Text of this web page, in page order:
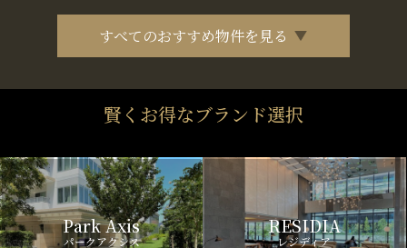
すべてのおすすめ物件を見る
賢くお得なブランド選択
Park Axis
パークアクシス
RESIDIA
レジディア